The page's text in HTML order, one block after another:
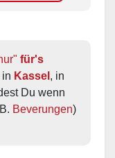
für's
in Kassel
Du wenn
Beverungen)